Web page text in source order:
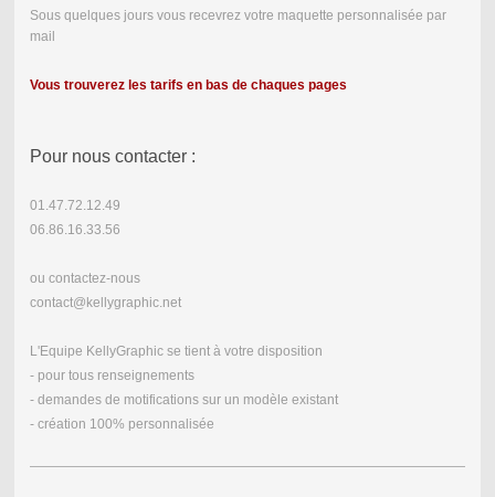
Sous quelques jours vous recevrez votre maquette personnalisée par
mail
Vous trouverez les tarifs en bas de chaques pages
Pour nous contacter :
01.47.72.12.49
06.86.16.33.56
ou contactez-nous
contact@kellygraphic.net
L'Equipe KellyGraphic se tient à votre disposition
- pour tous renseignements
- demandes de motifications sur un modèle existant
- création 100% personnalisée